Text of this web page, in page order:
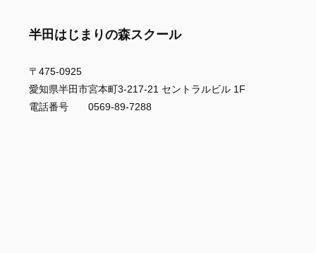
半田はじまりの森スクール
〒475-0925
愛知県半田市宮本町3-217-21 セントラルビル 1F
電話番号 0569-89-7288